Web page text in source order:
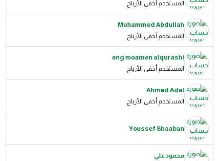
المستخدم أخفى الأرباح
Muhammed Abdullah
المستخدم أخفى الأرباح
eng moamen alqurashi
المستخدم أخفى الأرباح
Ahmed Adel
المستخدم أخفى الأرباح
Youssef Shaaban
محمود علي